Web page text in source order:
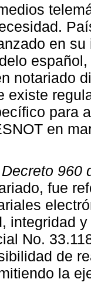
en
notariado
existe
para
en
Decreto 960
fue
integridad
No.
de
la